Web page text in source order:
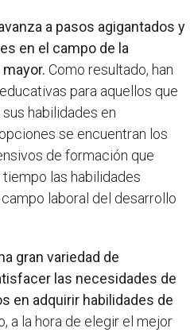
a pasos agigantados y
en el campo de la
Como resultado, han
para aquellos que
habilidades en
se encuentran los
de formación que
las habilidades
laboral del desarrollo
gran variedad de
las necesidades de
en adquirir habilidades de
a la hora de elegir el mejor